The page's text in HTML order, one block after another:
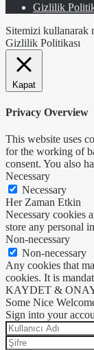
Gizlilik
Sitemizi kullanarak
Gizlilik Politikası
Kapat
Privacy Overview
This website uses
for the working of
consent. You also
Necessary
Necessary
Her Zaman Etkin
Necessary cookies
store any personal
Non-necessary
Non-necessary
Any cookies that
cookies. It is
KAYDET &
Some Nice
Sign into your